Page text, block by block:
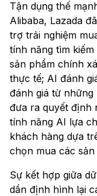
Tận dụng thế
Alibaba, Lazada
trợ trải nghiệm
tính năng tìm
sản phẩm chính
thực tế; AI đánh
đánh giá từ những
đưa ra quyết định
tính năng AI lựa
khách hàng dựa
chọn mua các
Sự kết hợp giữa
dần định hình lại